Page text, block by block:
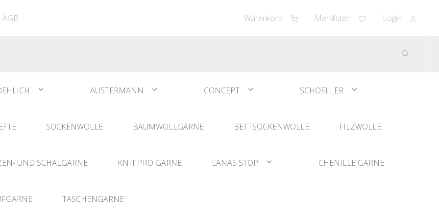
Warenkorb Merklisten Login
AGB
AUSTERMANN CONCEPT SCHOELLER
SOCKENWOLLE BAUMWOLLGARNE BETTSOCKENWOLLE FILZWOLLE
UND SCHALGARNE KNIT PRO GARNE LANAS STOP CHENILLE GARNE
TASCHENGARNE